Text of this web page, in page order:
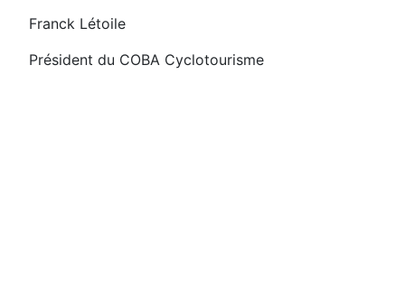
Franck Létoile
Président du COBA Cyclotourisme